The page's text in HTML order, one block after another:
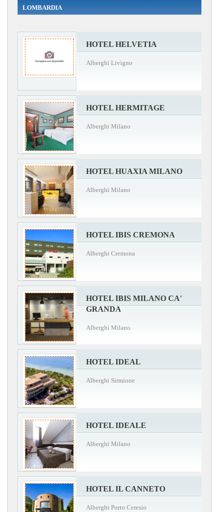
LOMBARDIA
HOTEL HELVETIA
Alberghi Livigno
HOTEL HERMITAGE
Alberghi Milano
HOTEL HUAXIA MILANO
Alberghi Milano
HOTEL IBIS CREMONA
Alberghi Cremona
HOTEL IBIS MILANO CA'
GRANDA
Alberghi Milano
HOTEL IDEAL
Alberghi Sirmione
HOTEL IDEALE
Alberghi Milano
HOTEL IL CANNETO
Alberghi Porto Ceresio